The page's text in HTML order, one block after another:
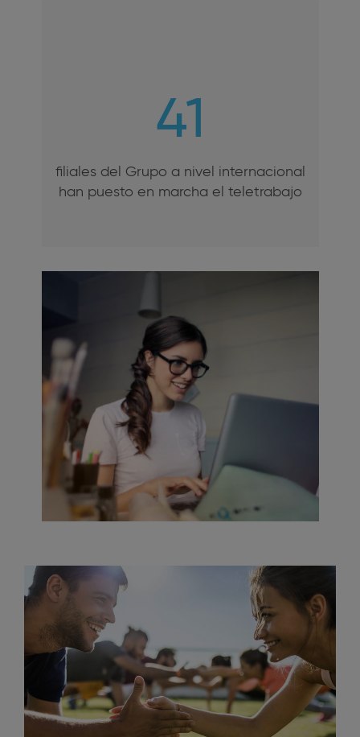
41
filiales del Grupo a nivel internacional
han puesto en marcha el teletrabajo